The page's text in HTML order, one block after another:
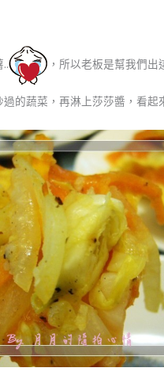
.. ，所以老板是幫我們出
的蔬菜，再淋上莎莎醬，看起